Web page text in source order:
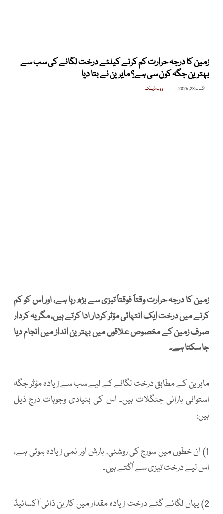
زمین کا درجہ حرارت کم کرنے کیلئے درخت لگانے کی سب سے
بہترین جگہ کون سی ہے؟ مایرین نے بتا دیا
اگست 28, 2025 ویب ڈیسک
زمین کا درجہ حرارت وقتاً فوقتاً تیزی سے بڑھ رہا ہے، اور اس کو کم
کرنے میں درخت ایک انتہائی مؤثر کردار ادا کرتے ہیں، مگر یہ کردار
صرف زمین کے مخصوص علاقوں میں بہترین انداز میں انجام دیا
جا سکتا ہے۔
ماہرین کے مطابق درخت لگانے کے لیے سب سے زیادہ مؤثر جگہ
استوائی بارانی جنگلات ہیں۔ اس کی بنیادی وجوہات درج ذیل
ہیں:
1) ان خطوں میں سورج کی روشنی، بارش اور نمی زیادہ ہوتی ہے،
اس لیے درخت تیزی سے اُگتے ہیں۔
2) یہاں لگائے گئے درخت زیادہ مقدار میں کاربن ڈائی آکسائیڈ